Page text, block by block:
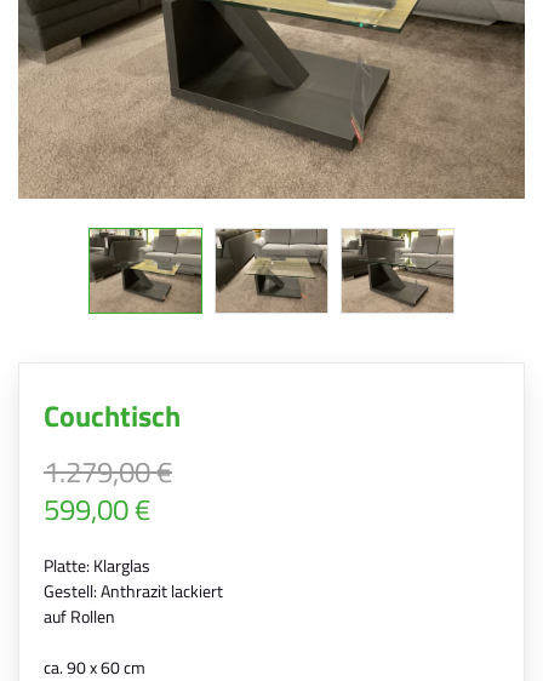
Couchtisch
1.279,00 €
599,00 €
Platte: Klarglas
Gestell: Anthrazit lackiert
auf Rollen
ca. 90 x 60 cm